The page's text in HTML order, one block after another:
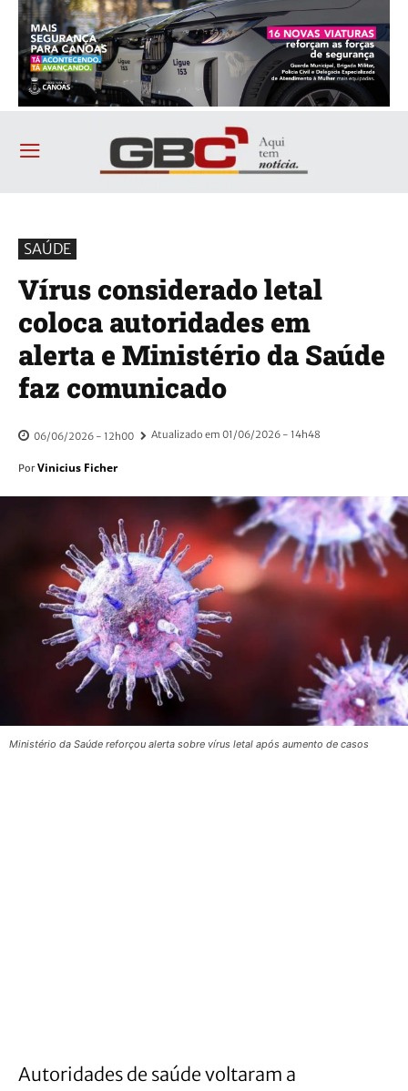
SAÚDE
Vírus considerado letal
coloca autoridades em
alerta e Ministério da Saúde
faz comunicado
06/06/2026 - 12h00 Atualizado em 01/06/2026 - 14h48
Por Vinicius Ficher
Ministério da Saúde reforçou alerta sobre vírus letal após aumento de casos
Autoridades de saúde voltaram a